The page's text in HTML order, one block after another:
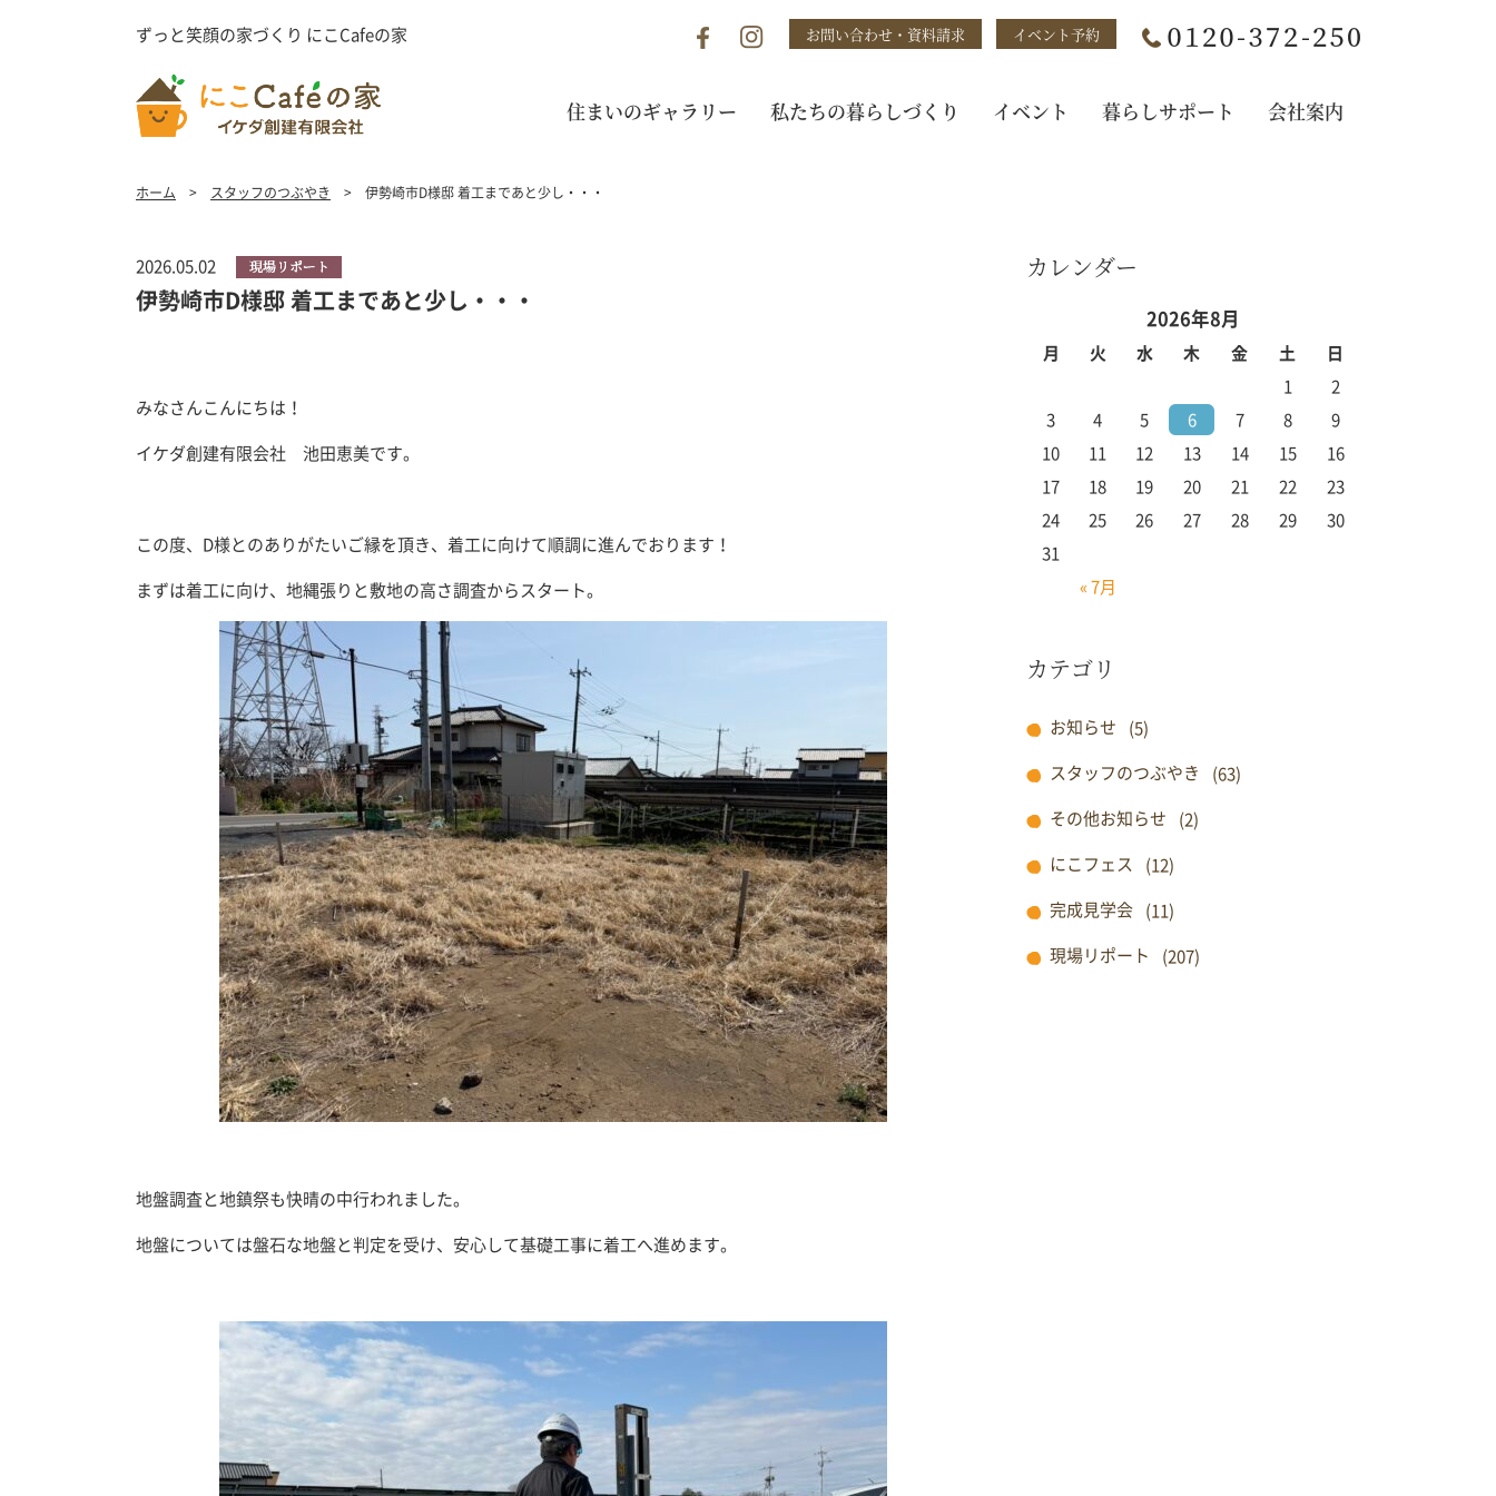
ずっと笑顔の家づくり にこCafeの家 お問い合わせ・資料請求 イベント予約
住まいのギャラリー 私たちの暮らしづくり イベント 暮らしサポート 会社案内
ホーム スタッフのつぶやき 伊勢崎市D様邸 着工まであと少し・・・
2026.05.02
伊勢崎市D様邸 着工まであと少し・・・
みなさんこんにちは！
イケダ創建有限会社 池田恵美です。
この度、D様とのありがたいご縁を頂き、着工に向けて順調に進んでおります！
まずは着工に向け、地縄張りと敷地の高さ調査からスタート。
地盤調査と地鎮祭も快晴の中行われました。
地盤については盤石な地盤と判定を受け、安心して基礎工事に着工へ進めます。
カレンダー
2026年8月
月 火 水 木 金 土 日
« 7月
1
2
3
4 5 6 7 8
9
10
11 12 13 14 15
16
17
18 19 20 21 22
23
24
25 26 27 28 29
30
31
カテゴリ
お知らせ (5)
スタッフのつぶやき
(63)
その他お知らせ (2)
にこフェス (12)
完成見学会 (11)
現場リポート
(207)